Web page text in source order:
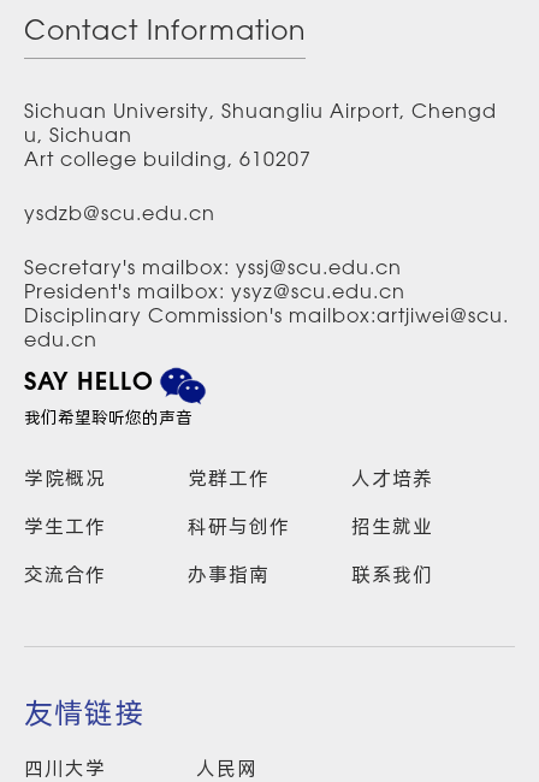
Contact Information
Sichuan University, Shuangliu Airport, Chengd
u, Sichuan
Art college building, 610207
ysdzb@scu.edu.cn
Secretary's mailbox: yssj@scu.edu.cn
President's mailbox: ysyz@scu.edu.cn
Disciplinary Commission's mailbox:artjiwei@scu.
edu.cn
SAY HELLO
我们希望聆听您的声音
学院概况 党群工作
人才培养
学生工作
科研与创作
招生就业
交流合作
办事指南 联系我们
友情链接
四川大学 人民网